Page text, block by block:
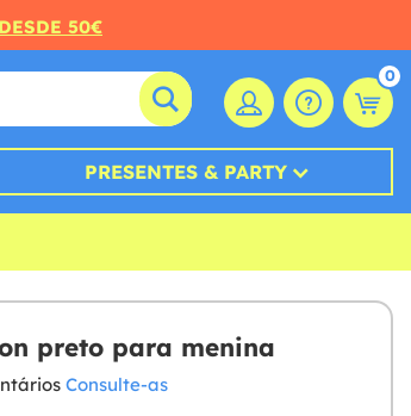
50€
0
PRESENTES & PARTY
preto para menina
Consulte-as